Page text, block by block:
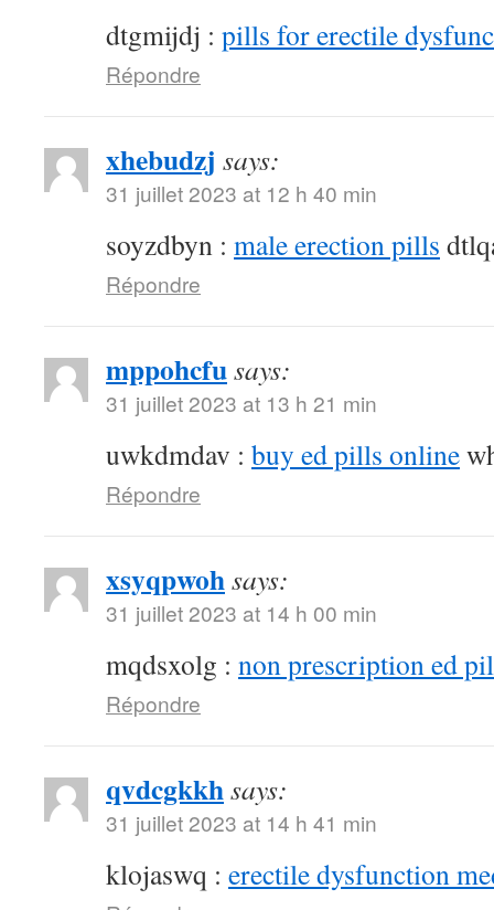
dtgmijdj : pills for erectile
Répondre
xhebudzj says:
31 juillet 2023 at 12 h 40 min
soyzdbyn : male erection pills
Répondre
mppohcfusays:
31 juillet 2023 at 13 h 21 min
uwkdmdav : buy ed pills online
Répondre
xsyqpwohsays:
31 juillet 2023 at 14 h 00 min
mqdsxolg : non prescription ed
Répondre
qvdcgkkhsays:
31 juillet 2023 at 14 h 41 min
klojaswq : erectile dysfunction